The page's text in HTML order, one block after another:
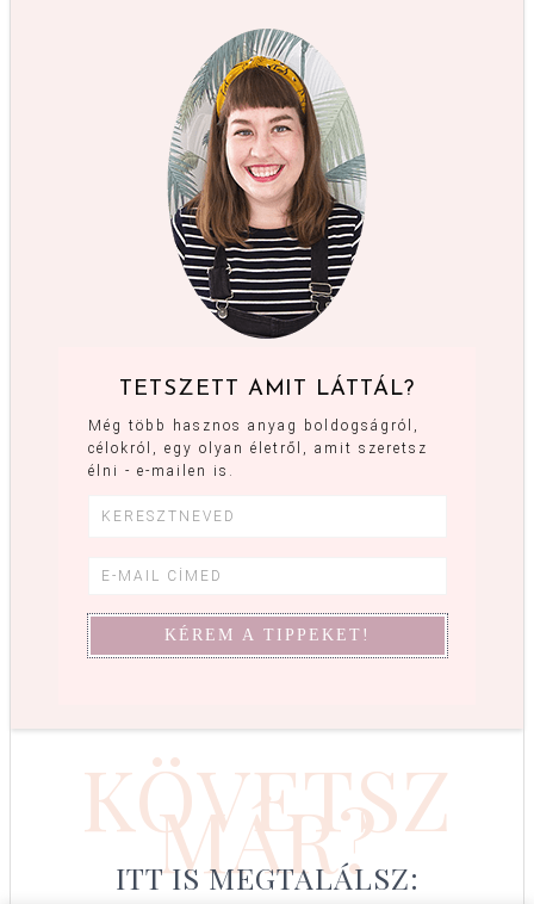
TETSZETT AMIT LÁTTÁL?
Még több hasznos anyag boldogságról,
célokról, egy olyan életről, amit szeretsz
élni - e-mailen is.
KÖVETSZ
MÁR?
ITT IS MEGTALÁLSZ: